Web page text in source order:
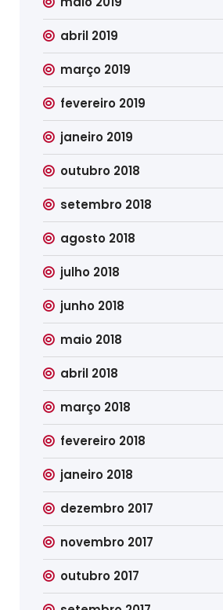
abril 2019
março 2019
fevereiro 2019
janeiro 2019
outubro 2018
setembro 2018
agosto 2018
julho 2018
junho 2018
maio 2018
abril 2018
março 2018
fevereiro 2018
janeiro 2018
dezembro 2017
novembro 2017
outubro 2017